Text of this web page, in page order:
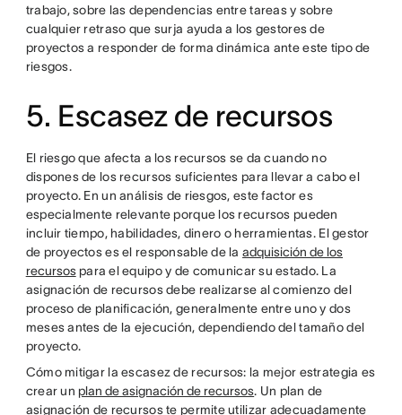
trabajo, sobre las dependencias entre tareas y sobre
cualquier retraso que surja ayuda a los gestores de
proyectos a responder de forma dinámica ante este tipo de
riesgos.
5. Escasez de recursos
El riesgo que afecta a los recursos se da cuando no
dispones de los recursos suficientes para llevar a cabo el
proyecto. En un análisis de riesgos, este factor es
especialmente relevante porque los recursos pueden
incluir tiempo, habilidades, dinero o herramientas. El gestor
de proyectos es el responsable de laadquisición de los
recursospara el equipo y de comunicar su estado. La
asignación de recursos debe realizarse al comienzo del
proceso de planificación, generalmente entre uno y dos
meses antes de la ejecución, dependiendo del tamaño del
proyecto.
Cómo mitigar la escasez de recursos: la mejor estrategia es
crear un plan de asignación de recursos. Un plan de
asignación de recursos te permite utilizar adecuadamente